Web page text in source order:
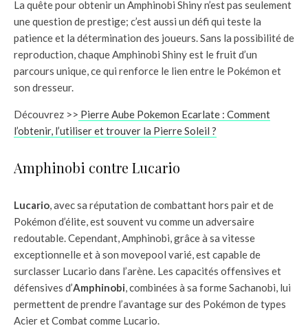
La quête pour obtenir un Amphinobi Shiny n’est pas seulement
une question de prestige; c’est aussi un défi qui teste la
patience et la détermination des joueurs. Sans la possibilité de
reproduction, chaque Amphinobi Shiny est le fruit d’un
parcours unique, ce qui renforce le lien entre le Pokémon et
son dresseur.
Découvrez >> Pierre Aube Pokemon Ecarlate : Comment
l’obtenir, l’utiliser et trouver la Pierre Soleil ?
Amphinobi contre Lucario
Lucario, avec sa réputation de combattant hors pair et de
Pokémon d’élite, est souvent vu comme un adversaire
redoutable. Cependant, Amphinobi, grâce à sa vitesse
exceptionnelle et à son movepool varié, est capable de
surclasser Lucario dans l’arène. Les capacités offensives et
défensives d’Amphinobi, combinées à sa forme Sachanobi, lui
permettent de prendre l’avantage sur des Pokémon de types
Acier et Combat comme Lucario.